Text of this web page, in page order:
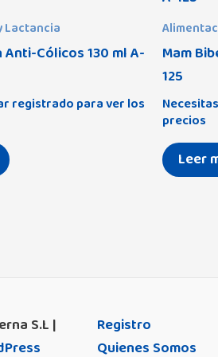
Lactancia
Anti-Cólicos 130 ml A-
registrado para ver los
Mam
125
precios
Leer
S.L |
Registro
Quienes Somos